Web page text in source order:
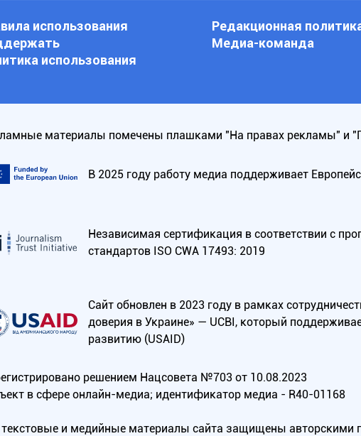
использования Редакционная
Медиа-команда
использования
материалы помечены плашками "На правах рекламы" и
В 2025 году работу медиа поддерживает
Независимая сертификация в соответствии с
стандартов ISO CWA 17493: 2019
Сайт обновлен в 2023 году в рамках
доверия в Украине» — UCBI, который
развитию (USAID)
решением Нацсовета №703 от 10.08.2023
в сфере онлайн-медиа; идентификатор медиа - R40-01168
текстовые и медийные материалы сайта защищены авторскими